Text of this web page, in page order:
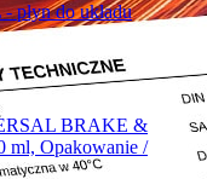
do układu